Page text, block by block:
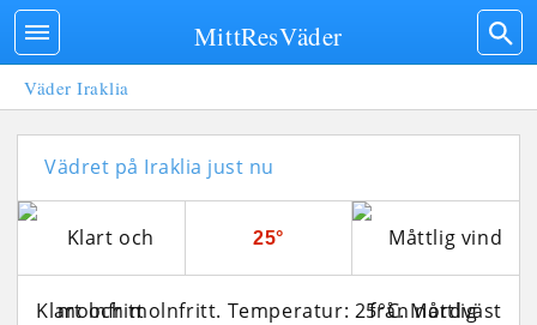
Väder Iraklia
Vädret på Iraklia just nu
25°
Klart och molnfritt. Temperatur: 25°C. Måttlig
MittResVäder